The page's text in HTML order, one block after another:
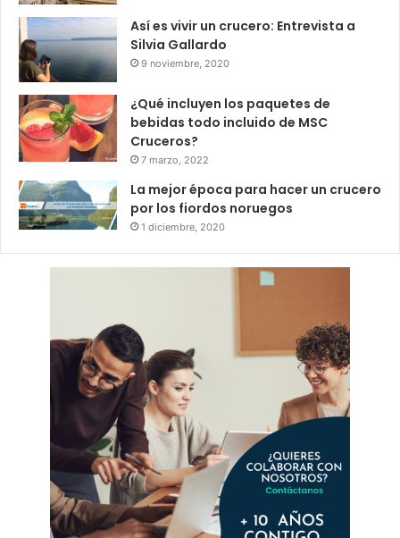
Así es vivir un crucero: Entrevista a
Silvia Gallardo
9 noviembre, 2020
¿Qué incluyen los paquetes de
bebidas todo incluido de MSC
Cruceros?
7 marzo, 2022
La mejor época para hacer un crucero
por los fiordos noruegos
1 diciembre, 2020